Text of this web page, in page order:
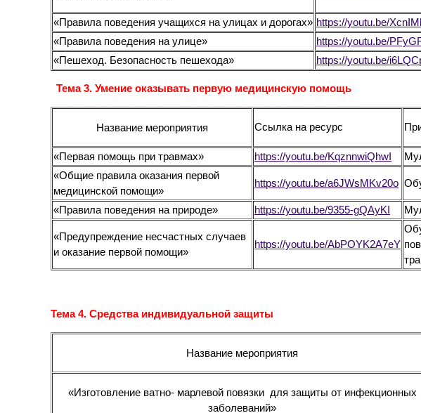
«Правила поведения учащихся на улицах и дорогах» https://youtu.be/
«Правила поведения на улице»
https://youtu.be/
«Пешеход. Безопасность пешехода»
https://youtu.be/
Тема 3. Умение оказывать первую медицинскую помощь
Название мероприятия Ссылка на ресурс
«Первая помощь при травмах» https://youtu.be/KqznnwiQhwI
«Общие правила оказания первой
медицинской помощи»
https://youtu.be/a6JWsMKv20o
«Правила поведения на природе» https://youtu.be/9355-gQAyKI
«Предупреждение несчастных случаев
и оказание первой помощи»
https://youtu.be/AbPOYK2A7eY
Тема 4. Средства индивидуальной защиты
Название мероприятия
«Изготовление ватно- марлевой повязки для защиты от инфекционных
заболеваний»